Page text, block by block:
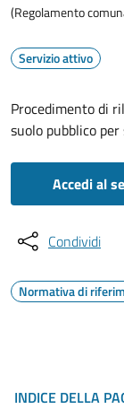
(Regolamento
Servizio attivo
Procedimento di
suolo pubblico
Accedi al
Condividi
Normativa di
INDICE DELLA